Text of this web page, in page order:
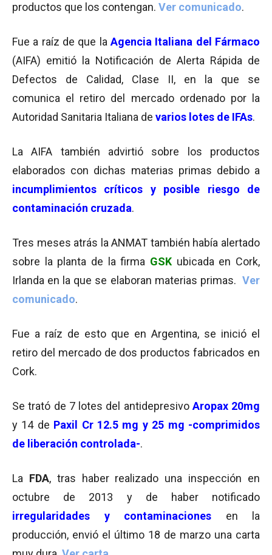
productos que los contengan. Ver comunicado.
Fue a raíz de que la Agencia Italiana del Fármaco
(AIFA) emitió la Notificación de Alerta Rápida de
Defectos de Calidad, Clase II, en la que se
comunica el retiro del mercado ordenado por la
Autoridad Sanitaria Italiana de varios lotes de IFAs.
La AIFA también advirtió sobre los productos
elaborados con dichas materias primas debido a
incumplimientos críticos y posible
riesgo de
contaminación cruzada.
Tres meses atrás la ANMAT también había alertado
sobre la planta de la firma GSK ubicada en Cork,
Irlanda en la que se elaboran materias primas. Ver
comunicado.
Fue a raíz de esto que en Argentina, se inició el
retiro del mercado de dos productos fabricados en
Cork.
Se trató de 7 lotes del antidepresivo Aropax 20mg
y 14 de Paxil Cr 12.5 mg y 25 mg -comprimidos
de liberación controlada-.
La FDA, tras haber realizado una inspección en
octubre de 2013 y de haber notificado
irregularidades y contaminaciones en la
producción, envió el último 18 de marzo una carta